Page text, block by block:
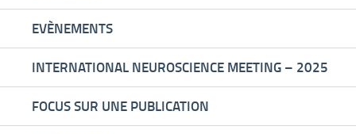
EVÈNEMENTS
INTERNATIONAL NEUROSCIENCE MEETING – 2025
FOCUS SUR UNE PUBLICATION